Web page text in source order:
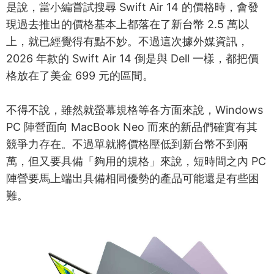
是說，當小編嘗試搜尋 Swift Air 14 的價格時，會發
現過去推出的價格基本上都落在了新台幣 2.5 萬以
上，就已經覺得有點不妙。不過這次據外媒資訊，
2026 年款的 Swift Air 14 倒是與 Dell 一樣，都把價
格放在了美金 699 元的區間。
不得不說，雖然就螢幕規格等各方面來說，Windows
PC 陣營面向 MacBook Neo 而來的新品們確實有其
競爭力存在。不過單就將價格壓低到新台幣不到兩
萬，但又要具備「夠用的規格」來說，短時間之內 PC
陣營要馬上端出具備相同優勢的產品可能還是有些困
難。